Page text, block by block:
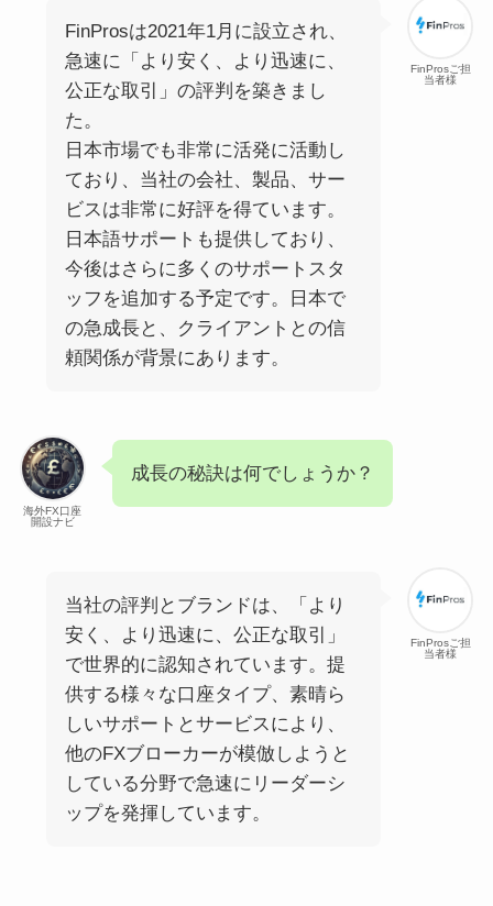
FinProsご担
当者様
FinProsは2021年1月に設立され、
急速に「より安く、より迅速に、
公正な取引」の評判を築きまし
た。
日本市場でも非常に活発に活動し
ており、当社の会社、製品、サー
ビスは非常に好評を得ています。
日本語サポートも提供しており、
今後はさらに多くのサポートスタ
ッフを追加する予定です。日本で
の急成長と、クライアントとの信
頼関係が背景にあります。
海外FX口座
開設ナビ
成長の秘訣は何でしょうか？
FinProsご担
当者様
当社の評判とブランドは、「より
安く、より迅速に、公正な取引」
で世界的に認知されています。提
供する様々な口座タイプ、素晴ら
しいサポートとサービスにより、
他のFXブローカーが模倣しようと
している分野で急速にリーダーシ
ップを発揮しています。